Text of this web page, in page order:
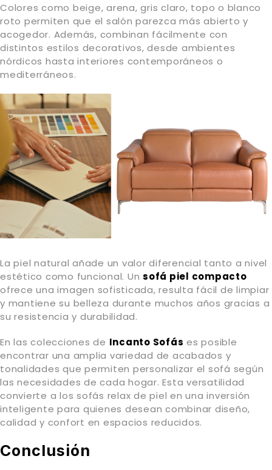
Colores como beige, arena, gris claro, topo o blanco
roto permiten que el salón parezca más abierto y
acogedor. Además, combinan fácilmente con
distintos estilos decorativos, desde ambientes
nórdicos hasta interiores contemporáneos o
mediterráneos.
La piel natural añade un valor diferencial tanto a nivel
estético como funcional. Un sofá piel compacto
ofrece una imagen sofisticada, resulta fácil de limpiar
y mantiene su belleza durante muchos años gracias a
su resistencia y durabilidad.
En las colecciones de Incanto Sofás es posible
encontrar una amplia variedad de acabados y
tonalidades que permiten personalizar el sofá según
las necesidades de cada hogar. Esta versatilidad
convierte a los sofás relax de piel en una inversión
inteligente para quienes desean combinar diseño,
calidad y confort en espacios reducidos.
Conclusión